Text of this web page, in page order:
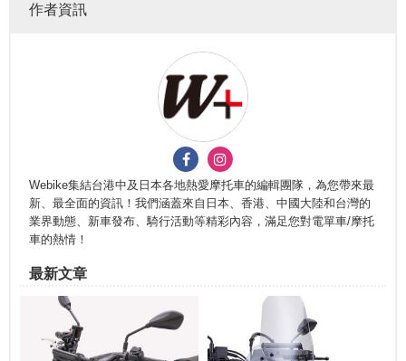
作者資訊
Webike集結台港中及日本各地熱愛摩托車的編輯團隊，為您帶來最
新、最全面的資訊！我們涵蓋來自日本、香港、中國大陸和台灣的
業界動態、新車發布、騎行活動等精彩內容，滿足您對電單車/摩托
車的熱情！
最新文章